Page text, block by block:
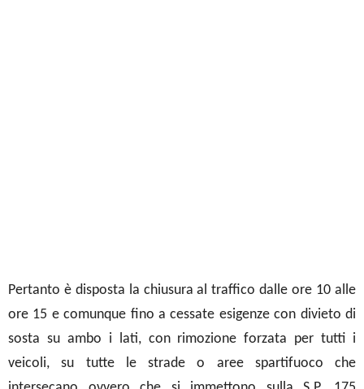
Pertanto è disposta la chiusura al traffico dalle ore 10 alle
ore 15 e comunque fino a cessate esigenze con divieto di
sosta su ambo i lati, con rimozione forzata per tutti i
veicoli, su tutte le strade o aree spartifuoco che